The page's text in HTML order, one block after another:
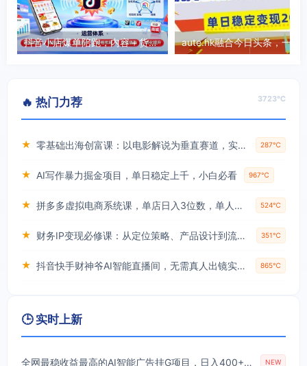
抖音小店爆单陪跑，内容＋货架＋全域四频共振，深度解析抖音商品卡运营体系
🔥 热门力荐 3723℃
★ 零基础出海创富课：以电影解说为垂直赛道，实现不出国门赚美金的目标 287℃
★ AI写作暴力掘金项目，单日稳定上千，小白必看 967℃
★ 拼多多虚拟电商系统课，单店日入3位数，单人可管理3-8家店【附货源】 524℃
★ 财务IP变现必修课：从定位策略、产品设计到流量变现形成完整闭环 351℃
★ 抖音快手财神爷AI智能直播间，无需真人出镜实时互动，不封号礼物打赏赚到手软 865℃
🕒 实时上新
全网最稳收益最高的AI智能广告挂G项目，日入400+，真正的躺賺项目【揭秘】 NEW